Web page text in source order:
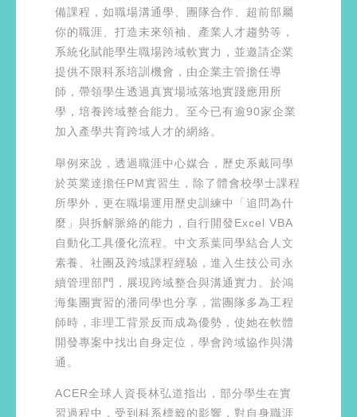
備課程，如職場溝通學、團隊合作、超前部屬
你的職涯、打造未來領袖、產業人才趨勢等，
系統化賦能學生職場跨域軟實力，並邀請企業
提供不限科系培訓機會，由企業主管擔任導
師，帶領學生透過真實場域落地實踐應用所
學，培養跨域整合能力。至今已有逾90家企業
加入產學共育跨域人才的網絡。
舉例來說，透過職涯中心媒合，歷史系戴同學
於英業達擔任PM實習生，除了體會校學士課程
所學外，更在職場運用歷史訓練中「追問為什
麼」與拆解脈絡的能力，自行開發Excel VBA
自動化工具優化流程。中文系葉同學結合人文
素養、社團及跨域課程經驗，進入生技公司永
續管理部門，展現跨域整合與溝通實力。於鴻
海集團實習的潘同學也分享，當團隊多為工程
師時，非理工背景反而成為優勢，使她在軟體
開發專案中找出自身定位，學會跨域協作與溝
通。
ACER全球人資長林弘道指出，部分學生在實
習過程中，受到科系標籤的影響，對自身職涯